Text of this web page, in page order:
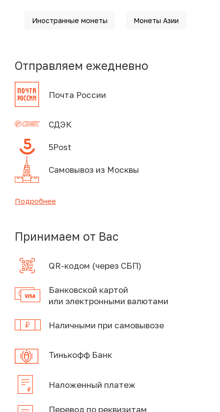
Иностранные монеты Монеты Азии
Отправляем ежедневно
Почта России
СДЭК
5Post
Самовывоз из Москвы
Подробнее
Принимаем от Вас
QR-кодом (через СБП)
Банковской картой
или электронными валютами
Наличными при самовывозе
Тинькофф Банк
Наложенный платеж
Перевод по реквизитам